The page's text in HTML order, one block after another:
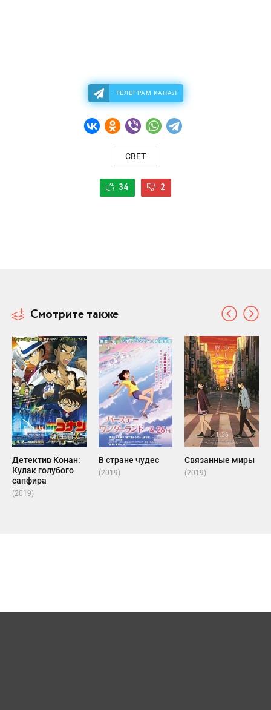
ТЕЛЕГРАМ КАНАЛ
СВЕТ
34 2
Смотрите также
Детектив Конан:
Кулак голубого
сапфира
(2019)
В стране чудес
(2019)
Связанные миры
(2019)